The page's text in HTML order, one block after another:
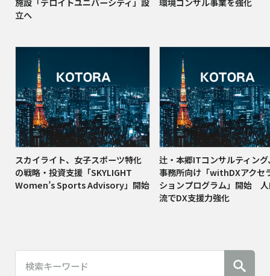
施設「デロイトユニバーシティ」設
立へ
環境コンサル事業を強化
スカイライト、女子スポーツ特化
の戦略・投資支援「SKYLIGHT
Women’s Sports Advisory」開始
辻・本郷ITコンサルティン
事務所向け「withDXアクセ
ションプログラム」開始
流でDX支援力強化